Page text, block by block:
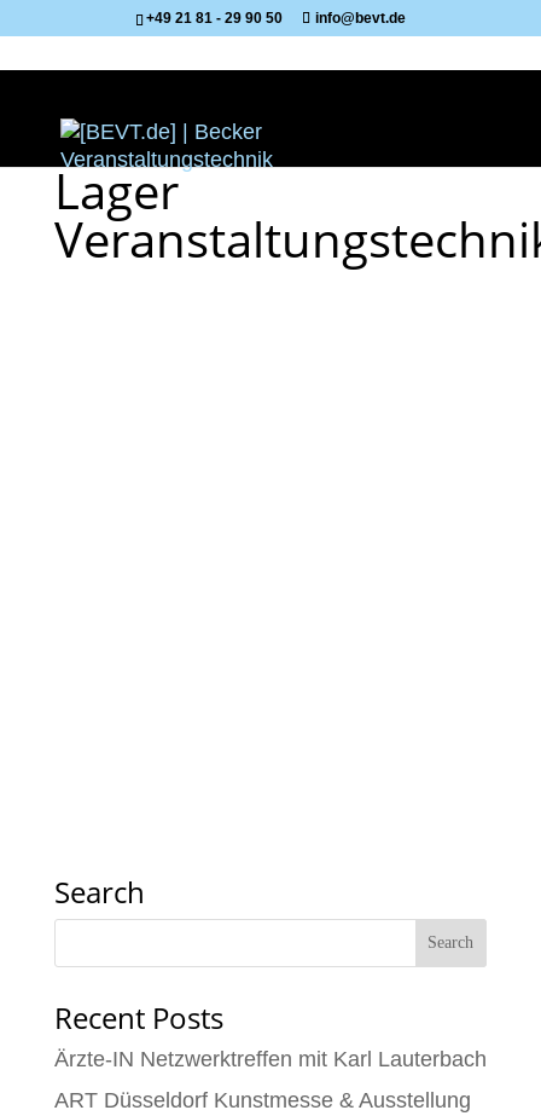
+49 21 81 - 29 90 50 info@bevt.de
Lager
Search
Recent Posts
Ärzte-IN Netzwerktreffen mit Karl Lauterbach
ART Düsseldorf Kunstmesse & Ausstellung